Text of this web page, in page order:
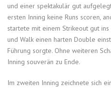
und einer spektakulär gut
ersten Inning keine Runs scoren,
startete mit einem Strikeout gut
und Walk einen harten Double
Führung sorgte. Ohne weiteren
Inning souverän zu Ende.
Im zweiten Inning zeichnete sich